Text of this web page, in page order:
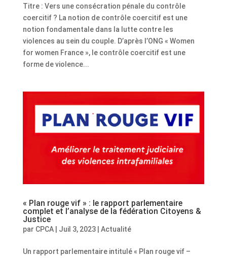
Titre : Vers une consécration pénale du contrôle
coercitif ? La notion de contrôle coercitif est une
notion fondamentale dans la lutte contre les
violences au sein du couple. D’après l’ONG « Women
for women France », le contrôle coercitif est une
forme de violence...
« Plan rouge vif » : le rapport parlementaire
complet et l’analyse de la fédération Citoyens &
Justice
par CPCA| Juil 3, 2023| Actualité
Un rapport parlementaire intitulé « Plan rouge vif –